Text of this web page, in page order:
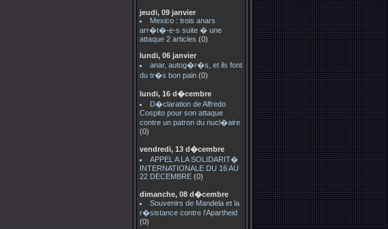
jeudi, 09 janvier
Mexico : trois anars
arr�t�-e-s suite � une
attaque 2 articles (0)
lundi, 06 janvier
anar, autog�r�s, et ils font
du tr�s bon pain (0)
lundi, 16 d�cembre
D�claration de Alfredo
Cospito pour son attaque
contre un patron du nucl�aire
(0)
vendredi, 13 d�cembre
APPEL A LA SOLIDARIT�
INTERNATIONALE DU 16 AU
22 DECEMBRE (0)
dimanche, 08 d�cembre
Souvenirs de Mandela et la
r�sistance contre l'Apartheid
(0)